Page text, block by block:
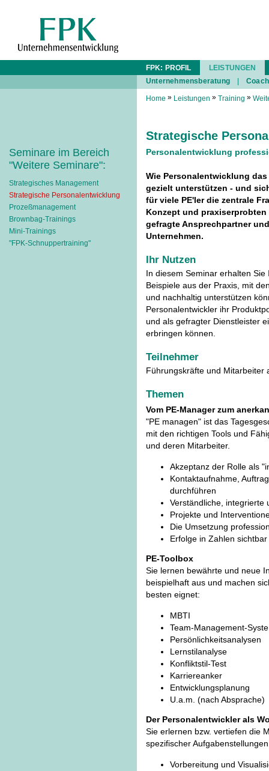
Seminare im Bereich
"Weitere Seminare":
Strategisches Management
Strategische Personalentwicklung
Prozeßmanagement
Brownbag-Trainings
Mini-Trainings
"FPK-Schnuppertraining"
FPK: PROFIL
LEISTUNGEN
Unternehmensberatung
Home » Leistungen » Training »
Strategische
Personalentwicklung
Wie Personalentwicklung
gezielt unterstützen - und
für viele PE'ler die zentrale
Konzept und
gefragte Ansprechpartner
Unternehmen.
Ihr Nutzen
In diesem Seminar erhalten
Beispiele aus der Praxis, mit
und nachhaltig unterstützen
Personalentwickler ihr
und als gefragter Dienstleister
erbringen können.
Teilnehmer
Führungskräfte und Mitarbeiter
Themen
Vom PE-Manager zum
"PE managen" ist das
mit den richtigen Tools und
und deren Mitarbeiter.
Akzeptanz der Rolle als
Kontaktaufnahme,
durchführen
Verständliche, integrierte
Projekte und
Die Umsetzung
Erfolge in Zahlen
PE-Toolbox
Sie lernen bewährte und neue
beispielhaft aus und machen
besten eignet:
MBTI
Team-Management-
Persönlichkeitsanalysen
Lernstilanalyse
Konfliktstil-Test
Karriereanker
Entwicklungsplanung
U.a.m. (nach Absprache)
Der Personalentwickler als
Sie erlernen bzw. vertiefen die
spezifischer
Vorbereitung und